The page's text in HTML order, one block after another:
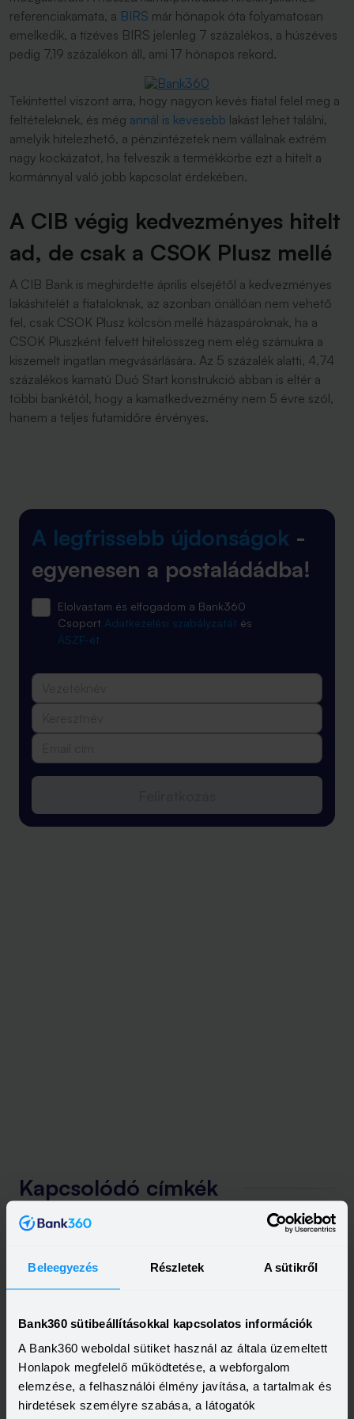
Beleegyezés Részletek A sütikről
Bank360 sütibeállításokkal kapcsolatos információk
A Bank360 weboldal sütiket használ az általa üzemeltett
Honlapok megfelelő működtetése, a webforgalom
elemzése, a felhasználói élmény javítása, a tartalmak és
hirdetések személyre szabása, a látogatók
referenciakamata, a BIRS már hónapok óta folyamatosan
emelkedik, a tízéves BIRS jelenleg 7 százalékos, a húszéves
pedig 7,19 százalékon áll, ami 17 hónapos rekord.
Tekintettel viszont arra, hogy nagyon kevés fiatal felel meg a
feltételeknek, és még annál is kevesebb lakást lehet találni,
amelyik hitelezhető, a pénzintézetek nem vállalnak extrém
nagy kockázatot, ha felveszik a termékkörbe ezt a hitelt a
kormánnyal való jobb kapcsolat érdekében.
A CIB végig kedvezményes hitelt
ad, de csak a CSOK Plusz mellé
A CIB Bank is meghirdette április elsejétől a kedvezményes
lakáshitelét a fiataloknak, az azonban önállóan nem vehető
fel, csak CSOK Plusz kölcsön mellé házaspároknak, ha a
CSOK Pluszként felvett hitelösszeg nem elég számukra a
kiszemelt ingatlan megvásárlására. Az 5 százalék alatti, 4,74
százalékos kamatú Duó Start konstrukció abban is eltér a
többi bankétól, hogy a kamatkedvezmény nem 5 évre szól,
hanem a teljes futamidőre érvényes.
A legfrissebb újdonságok -
egyenesen a postaládádba!
Elolvastam és elfogadom a Bank360
Csoport Adatkezelési szabályzatát és
ÁSZF-ét
Kapcsolódó címkék
LAKÁSHITEL